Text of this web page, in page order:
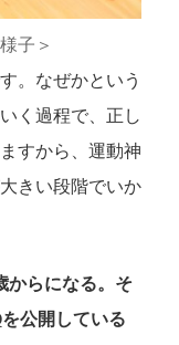
子＞
。なぜかという
く過程で、正し
すから、運動神
きい段階でいか
からになる。そ
公開している